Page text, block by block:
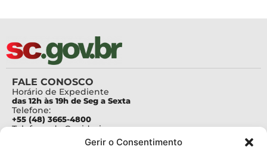
Gerir o Consentimento
FALE CONOSCO
Horário de Expediente
das 12h às 19h de Seg a Sexta
Telefone:
+55 (48) 3665-4800
Telefone da Ouvidoria